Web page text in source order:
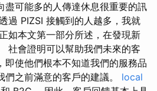
盡可能多的人傳達休息很重要的訊
過 PIZSI 接觸到的人越多，我就
如本文第一部分所述，在發現新
社會證明可以幫助我們未來的客
即使他們根本不知道我們的服務品
之前滿意的客戶的建議。 local